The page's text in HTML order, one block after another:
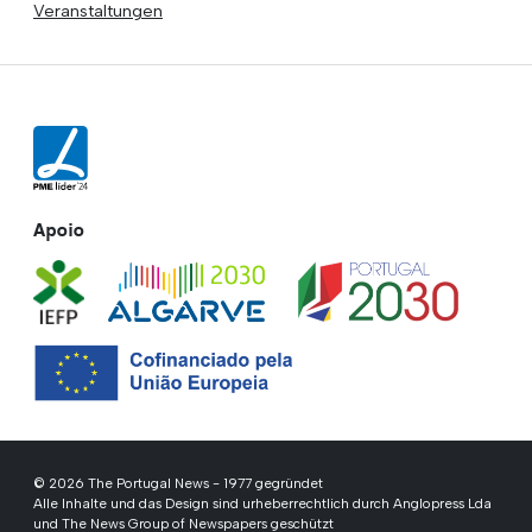
Veranstaltungen
Apoio
© 2026 The Portugal News - 1977 gegründet
Alle Inhalte und das Design sind urheberrechtlich durch Anglopress Lda
und The News Group of Newspapers geschützt